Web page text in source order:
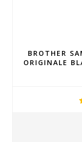
BROTHER
ORIGINALE